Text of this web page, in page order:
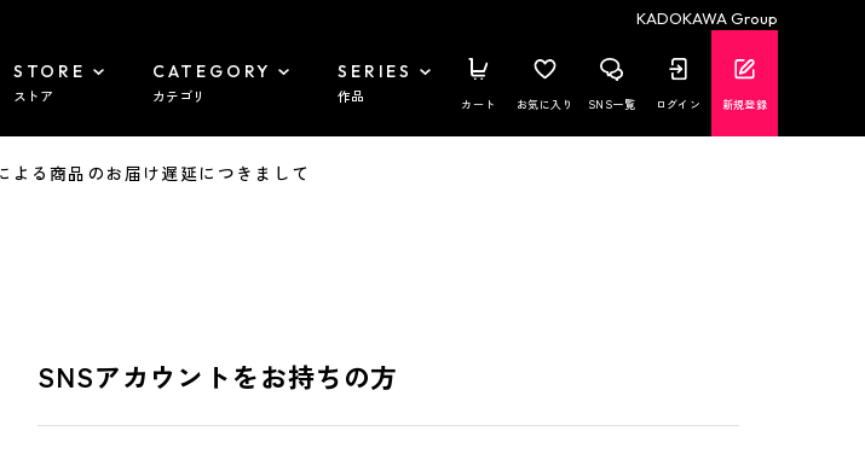
KADOKAWA Group
STORE
ストア
CATEGORY
カテゴリ
SERIES
作品 カート お気に入り SNS一覧 ログイン 新規登録
る商品のお届け遅延につきまして
SNSアカウントをお持ちの方